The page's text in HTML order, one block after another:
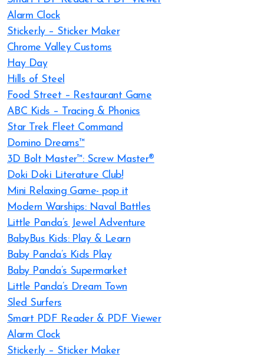
Alarm Clock
Sticker.ly – Sticker Maker
Chrome Valley Customs
Hay Day
Hills of Steel
Food Street – Restaurant Game
ABC Kids – Tracing & Phonics
Star Trek Fleet Command
Domino Dreams™
3D Bolt Master™: Screw Master®
Doki Doki Literature Club!
Mini Relaxing Game- pop it
Modern Warships: Naval Battles
Little Panda’s Jewel Adventure
BabyBus Kids: Play & Learn
Baby Panda’s Kids Play
Baby Panda’s Supermarket
Little Panda’s Dream Town
Sled Surfers
Smart PDF Reader & PDF Viewer
Alarm Clock
Sticker.ly – Sticker Maker